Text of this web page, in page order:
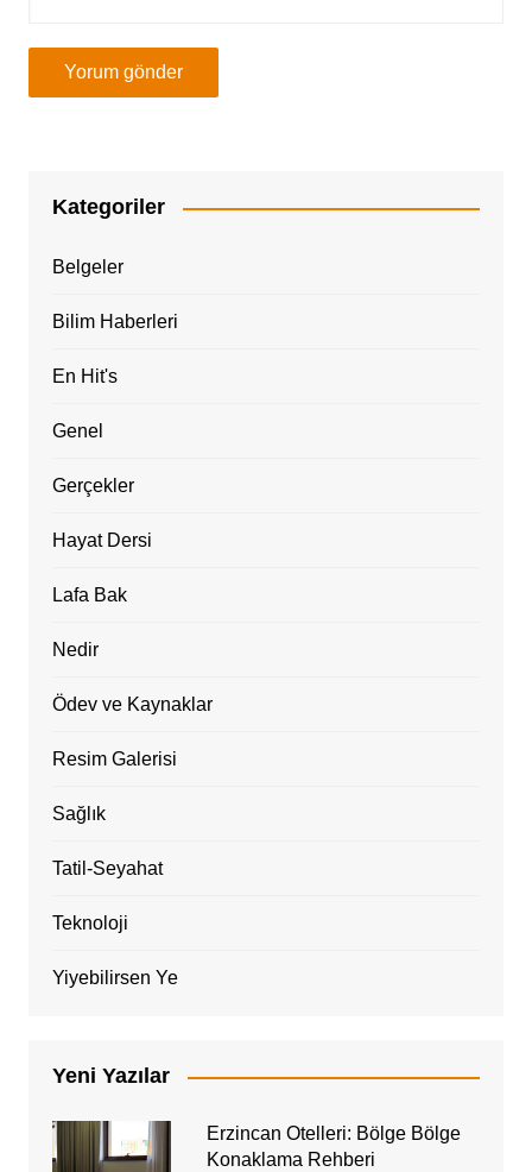
Kategoriler
Belgeler
Bilim Haberleri
En Hit's
Genel
Gerçekler
Hayat Dersi
Lafa Bak
Nedir
Ödev ve Kaynaklar
Resim Galerisi
Sağlık
Tatil-Seyahat
Teknoloji
Yiyebilirsen Ye
Yeni Yazılar
Erzincan Otelleri: Bölge Bölge
Konaklama Rehberi